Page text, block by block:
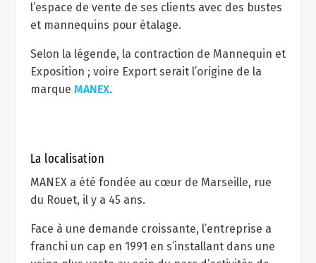
l’espace de vente de ses clients avec des bustes
et mannequins pour étalage.
Selon la légende, la contraction de Mannequin et
Exposition ; voire Export serait l’origine de la
marque MANEX.
La localisation
MANEX a été fondée au cœur de Marseille, rue
du Rouet, il y a 45 ans.
Face à une demande croissante, l’entreprise a
franchi un cap en 1991 en s’installant dans une